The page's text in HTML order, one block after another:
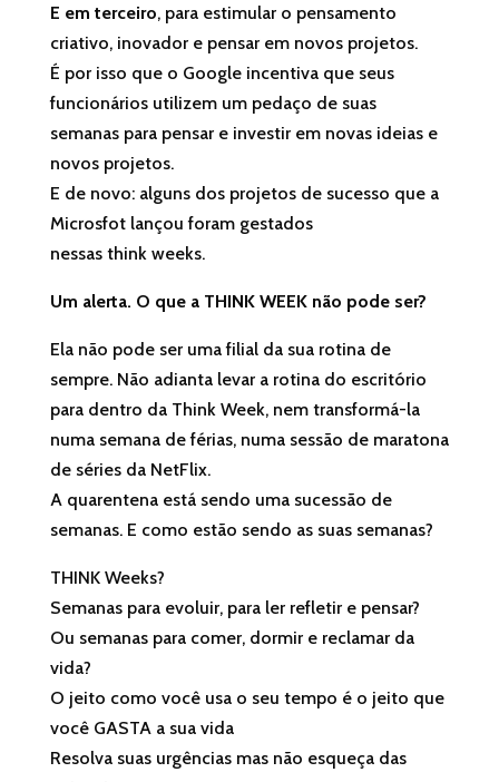
E em terceiro, para estimular o pensamento
criativo, inovador e pensar em novos projetos.
É por isso que o Google incentiva que seus
funcionários utilizem um pedaço de suas
semanas para pensar e investir em novas ideias e
novos projetos.
E de novo: alguns dos projetos de sucesso que a
Microsfot lançou foram gestados
nessas think weeks.
Um alerta. O que a THINK WEEKnão pode ser?
Ela não pode ser uma filial da sua rotina de
sempre. Não adianta levar a rotina do escritório
para dentro da Think Week, nem transformá-la
numa semana de férias, numa sessão de maratona
de séries da NetFlix.
A quarentena está sendo uma sucessão de
semanas. E como estão sendo as suas semanas?
THINK Weeks?
Semanas para evoluir, para ler refletir e pensar?
Ou semanas para comer, dormir e reclamar da
vida?
O jeito como você usa o seu tempo é o jeito que
você GASTA a sua vida
Resolva suas urgências mas não esqueça das